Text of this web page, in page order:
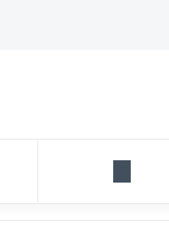
направления или врача